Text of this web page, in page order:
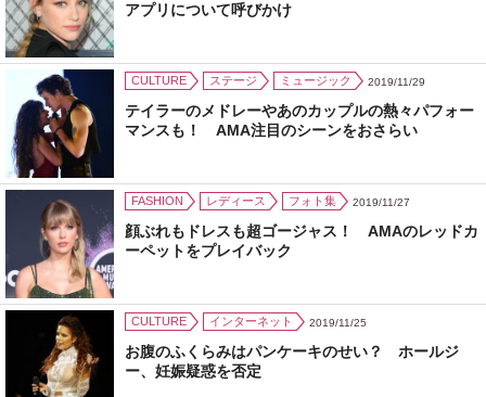
アプリについて呼びかけ
CULTURE ステージ ミュージック 2019/11/29
テイラーのメドレーやあのカップルの熱々パフォー
マンスも！ AMA注目のシーンをおさらい
FASHION レディース フォト集 2019/11/27
顔ぶれもドレスも超ゴージャス！ AMAのレッドカ
ーペットをプレイバック
CULTURE インターネット 2019/11/25
お腹のふくらみはパンケーキのせい？ ホールジ
ー、妊娠疑惑を否定